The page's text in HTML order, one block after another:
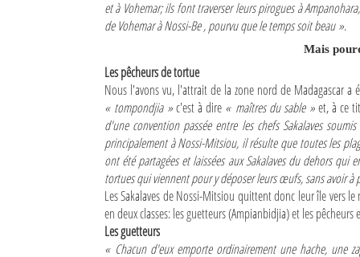
et à Vohemar; ils font traverser leurs pirogues à
de Vohemar à Nossi-Be , pourvu que le temps soit beau ».
Mais
Les pêcheurs de tortue
Nous l'avons vu, l'attrait de la zone nord de Madagascar
« tompondjia »c'est à dire « maîtres du sable »et, à ce
d'une convention passée entre les chefs Sakalaves
principalement à Nossi-Mitsiou, il résulte que toutes les
ont été partagées et laissées aux Sakalaves du dehors
tortues qui viennent pour y déposer leurs œufs, sans avoir à
Les Sakalaves de Nossi-Mitsiou quittent donc leur île vers
en deux classes: les guetteurs (Ampianbidjia) et les
Les guetteurs
« Chacun d'eux emporte ordinairement une hache, une